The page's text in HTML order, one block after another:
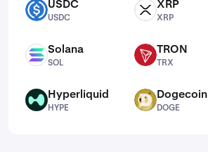
USDC USDC
USDC
XRP XRP
XRP
SOL Solana
SOL
TRX TRON
TRX
HYPE Hyperliquid
HYPE
DOGE Dogecoin
DOGE